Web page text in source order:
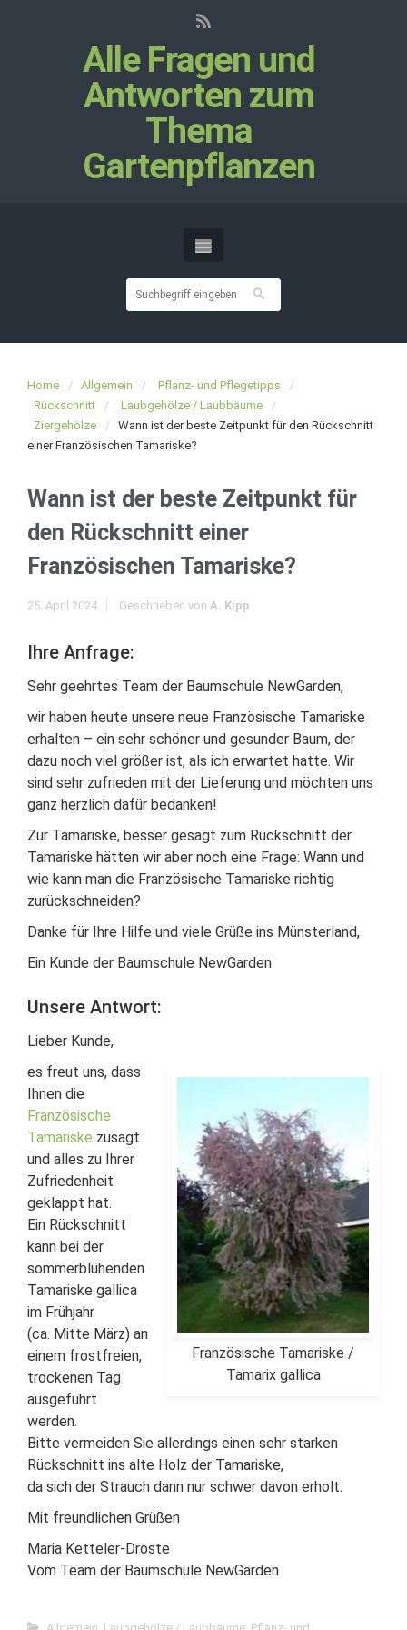
Alle Fragen und
Antworten zum
Thema
Gartenpflanzen
Home Allgemein
Pflanz- und Pflegetipps
Rückschnitt
Laubgehölze / Laubbäume
Ziergehölze
Wann ist der beste Zeitpunkt für den Rückschnitt
einer Französischen Tamariske?
Wann ist der beste Zeitpunkt für
den Rückschnitt einer
Französischen Tamariske?
25. April 2024 Geschrieben von A. Kipp
Ihre Anfrage:
Sehr geehrtes Team der Baumschule NewGarden,
wir haben heute unsere neue Französische Tamariske
erhalten – ein sehr schöner und gesunder Baum, der
dazu noch viel größer ist, als ich erwartet hatte. Wir
sind sehr zufrieden mit der Lieferung und möchten uns
ganz herzlich dafür bedanken!
Zur Tamariske, besser gesagt zum Rückschnitt der
Tamariske hätten wir aber noch eine Frage: Wann und
wie kann man die Französische Tamariske richtig
zurückschneiden?
Danke für Ihre Hilfe und viele Grüße ins Münsterland,
Ein Kunde der Baumschule NewGarden
Unsere Antwort:
Lieber Kunde,
Französische Tamariske /
Tamarix gallica
es freut uns, dass
Ihnen die
Französische
Tamariske zusagt
und alles zu Ihrer
Zufriedenheit
geklappt hat.
Ein Rückschnitt
kann bei der
sommerblühenden
Tamariske gallica
im Frühjahr
(ca. Mitte März) an
einem frostfreien,
trockenen Tag
ausgeführt
werden.
Bitte vermeiden Sie allerdings einen sehr starken
Rückschnitt ins alte Holz der Tamariske,
da sich der Strauch dann nur schwer davon erholt.
Mit freundlichen Grüßen
Maria Ketteler-Droste
Vom Team der Baumschule NewGarden